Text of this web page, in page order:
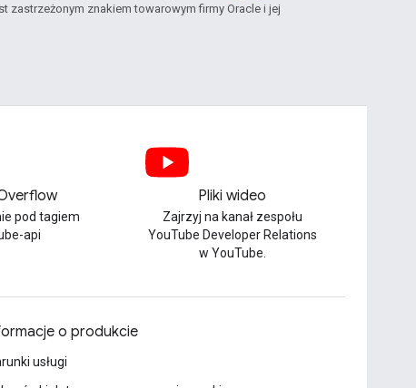
zastrzeżonym znakiem towarowym firmy Oracle i jej
pod tagiem
api
Pliki wideo
Zajrzyj na kanał zespołu
YouTube Developer Relations
w YouTube.
o produkcie
usługi